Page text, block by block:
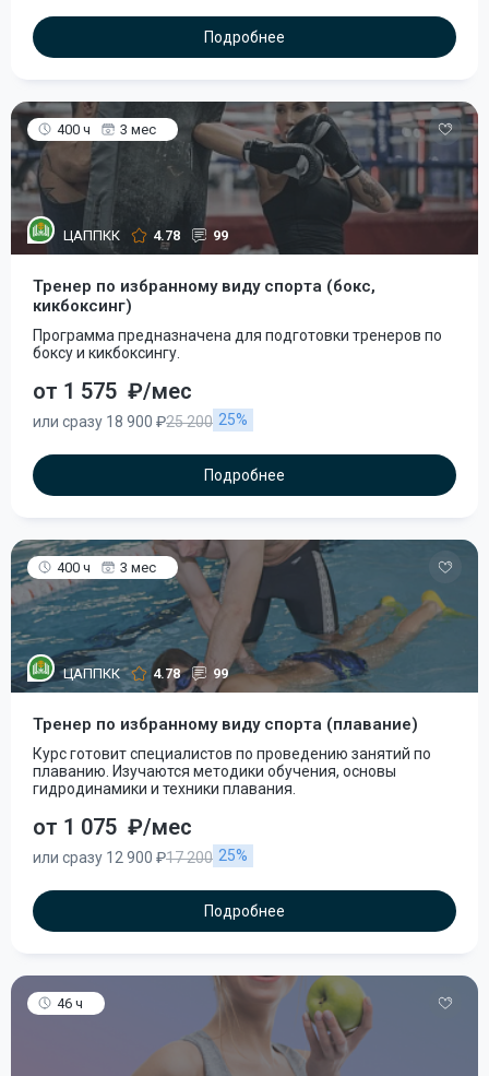
Подробнее
400 ч 3 мес
ЦАППКК 4.78 99
Тренер по избранному виду спорта (бокс,
кикбоксинг)
Программа предназначена для подготовки тренеров по
боксу и кикбоксингу.
от 1 575 ₽/мес
или сразу 18 900 ₽25 200 25%
Подробнее
400 ч 3 мес
ЦАППКК 4.78 99
Тренер по избранному виду спорта (плавание)
Курс готовит специалистов по проведению занятий по
плаванию. Изучаются методики обучения, основы
гидродинамики и техники плавания.
от 1 075 ₽/мес
или сразу 12 900 ₽17 200 25%
Подробнее
46 ч